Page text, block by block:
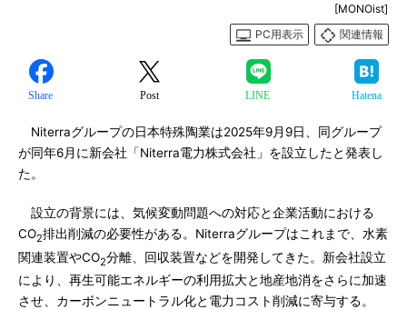
[MONOist]
PC用表示
関連情報
Share Post LINE Hatena
Niterraグループの日本特殊陶業は2025年9月9日、同グループ
が同年6月に新会社「Niterra電力株式会社」を設立したと発表し
た。
設立の背景には、気候変動問題への対応と企業活動における
CO2排出削減の必要性がある。Niterraグループはこれまで、水素
関連装置やCO2分離、回収装置などを開発してきた。新会社設立
により、再生可能エネルギーの利用拡大と地産地消をさらに加速
させ、カーボンニュートラル化と電力コスト削減に寄与する。